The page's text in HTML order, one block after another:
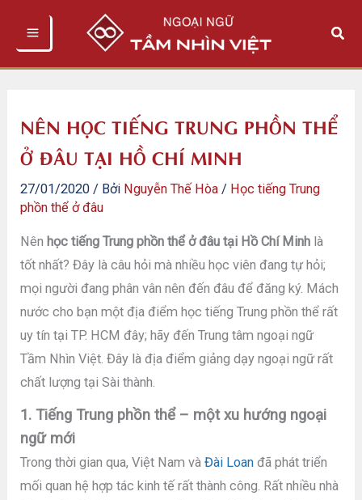
Tìm
NÊN HỌC TIẾNG TRUNG PHỒN THỂ
Ở ĐÂU TẠI HỒ CHÍ MINH
27/01/2020 / Bởi Nguyễn Thế Hòa / Học tiếng Trung
phồn thể ở đâu
Nên học tiếng Trung phồn thể ở đâu tại Hồ Chí Minh là
tốt nhất? Đây là câu hỏi mà nhiều học viên đang tự hỏi;
mọi người đang phân vân nên đến đâu để đăng ký. Mách
nước cho bạn một địa điểm học tiếng Trung phồn thể rất
uy tín tại TP. HCM đây; hãy đến Trung tâm ngoại ngữ
Tầm Nhìn Việt. Đây là địa điểm giảng dạy ngoại ngữ rất
chất lượng tại Sài thành.
1. Tiếng Trung phồn thể – một xu hướng ngoại
ngữ mới
Trong thời gian qua, Việt Nam vàĐài Loan đã phát triển
mối quan hệ hợp tác kinh tế rất thành công. Rất nhiều nhà